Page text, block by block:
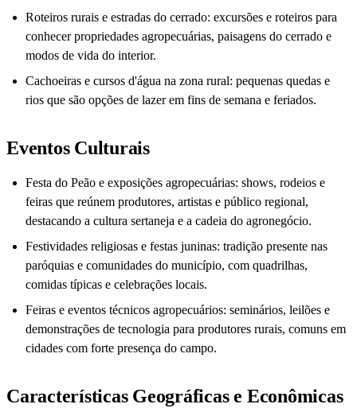
Roteiros rurais e estradas do cerrado: excursões e roteiros para
conhecer propriedades agropecuárias, paisagens do cerrado e
modos de vida do interior.
Cachoeiras e cursos d'água na zona rural: pequenas quedas e
rios que são opções de lazer em fins de semana e feriados.
Eventos Culturais
Festa do Peão e exposições agropecuárias: shows, rodeios e
feiras que reúnem produtores, artistas e público regional,
destacando a cultura sertaneja e a cadeia do agronegócio.
Festividades religiosas e festas juninas: tradição presente nas
paróquias e comunidades do município, com quadrilhas,
comidas típicas e celebrações locais.
Feiras e eventos técnicos agropecuários: seminários, leilões e
demonstrações de tecnologia para produtores rurais, comuns em
cidades com forte presença do campo.
Características Geográficas e Econômicas